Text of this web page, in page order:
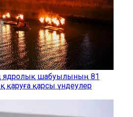
шабуылының 81
қарсы үндеулер